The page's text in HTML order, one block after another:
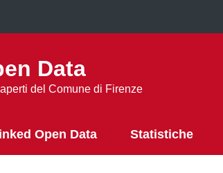
Data
aperti del Comune di Firenze
Open Data Statistiche